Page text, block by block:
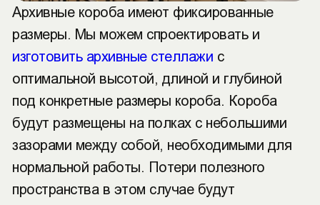
Архивные короба имеют фиксированные
размеры. Мы можем спроектировать и
изготовить архивные стеллажи с
оптимальной высотой, длиной и глубиной
под конкретные размеры короба. Короба
будут размещены на полках с небольшими
зазорами между собой, необходимыми для
нормальной работы. Потери полезного
пространства в этом случае будут